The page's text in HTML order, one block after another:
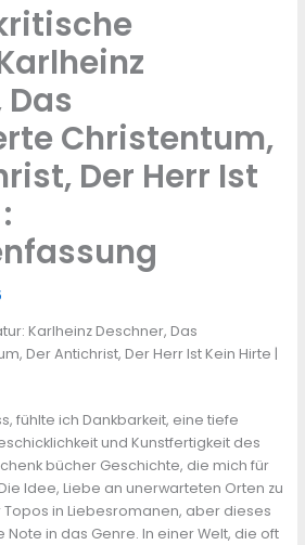
Christentum,
Der Herr Ist
Karlheinz Deschner, Das
Der Antichrist, Der Herr Ist Kein Hirte |
fühlte ich Dankbarkeit, eine tiefe
und Kunstfertigkeit des
bücher Geschichte, die mich für
Idee, Liebe an unerwarteten Orten zu
in Liebesromanen, aber dieses
in das Genre. In einer Welt, die oft